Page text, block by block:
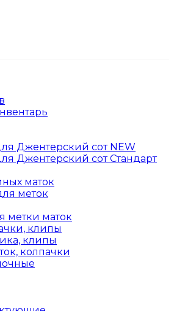
Джентерский сот NEW
Джентерский сот Стандарт
маток
меток
метки маток
клипы
клипы
колпачки